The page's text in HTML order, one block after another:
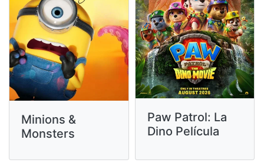
Minions &
Monsters
Paw Patrol: La
Dino Película